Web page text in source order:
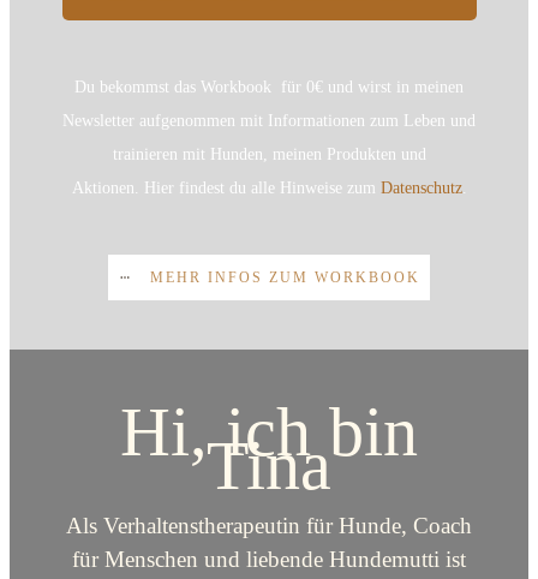
Du bekommst das Workbook für 0€ und wirst in meinen
Newsletter aufgenommen mit Informationen zum Leben und
trainieren mit Hunden, meinen Produkten und
Aktionen.
Hier findest du alle Hinweise zum Datenschutz.
MEHR INFOS ZUM WORKBOOK
Hi, ich bin
Tina
Als Verhaltenstherapeutin für Hunde, Coach
für Menschen und liebende Hundemutti ist